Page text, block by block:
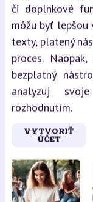
či doplnkové
môžu byť lepšou
texty, platený
proces.
bezplatný
analyzuj
rozhodnutím.
VYTVORIŤ
ÚČET